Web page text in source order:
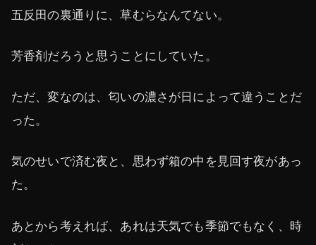
五反田の裏通りに、草むらなんてない。
芳香剤だろうと思うことにしていた。
ただ、変なのは、匂いの濃さが日によって違うことだ
った。
気のせいで済む夜と、思わず箱の中を見回す夜があっ
た。
あとから考えれば、あれは天気でも季節でもなく、時